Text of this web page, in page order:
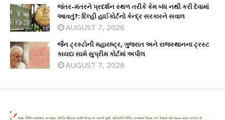
જંતર-મંતરને પ્રદર્શન સ્થળ તરીકે કેમ બંધ નથી કરી દેવામાં
આવતું?: દિલ્હી હાઈકોર્ટનો કેન્દ્ર સરકારને સવાલ
AUGUST 7, 2026
જૈન ટ્રસ્ટોની મહારાષ્ટ્ર, ગુજરાત અને રાજસ્થાનના ટ્રસ્ટ
કાયદા સામે સુપ્રીમ કોર્ટમાં અપીલ
AUGUST 7, 2026